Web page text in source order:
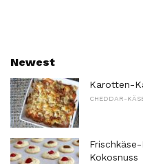
Newest
Karotten-
CHEDDAR-
Kokosnuss